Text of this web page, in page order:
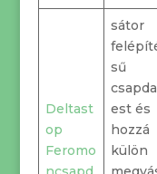
Deltast
op
Feromo
sátor
sű
est és
hozzá
külön